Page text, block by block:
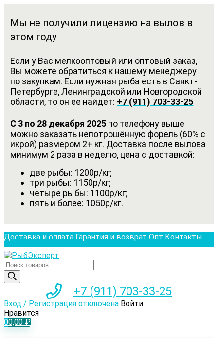
Мы не получили лицензию на вылов в
этом году
Если у Вас мелкооптовый или оптовый заказ,
Вы можете обратиться к нашему менеджеру
по закупкам. Если нужная рыба есть в Санкт-
Петербурге, Ленинградской или Новгородской
области, то он её найдёт: +7 (911) 703-33-25
С 3 по 28 декабря 2025 по телефону выше
можно заказать непотрошённую форель (60% с
икрой) размером 2+ кг. Доставка после вылова
минимум 2 раза в неделю, цена с доставкой:
две рыбы: 1200р/кг;
три рыбы: 1150р/кг;
четыре рыбы: 1100р/кг;
пять и более: 1050р/кг.
Доставка и оплата Гарантия и возврат Опт Контакты
Поиск
товаров
+7 (911) 703-33-25
Вход / Регистрация отключена Войти
Нравится
00,00 ₽